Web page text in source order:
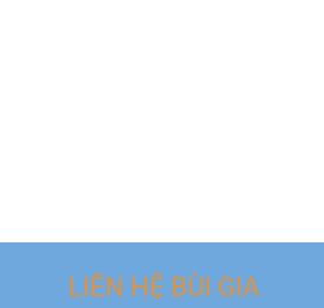
LIÊN HỆ BÙI GIA